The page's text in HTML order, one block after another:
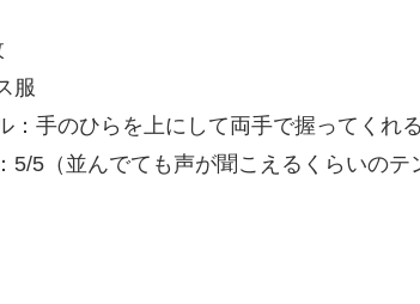
服
：手のひらを上にして両手で握ってくれ
5/5（並んでても声が聞こえるくらいのテ